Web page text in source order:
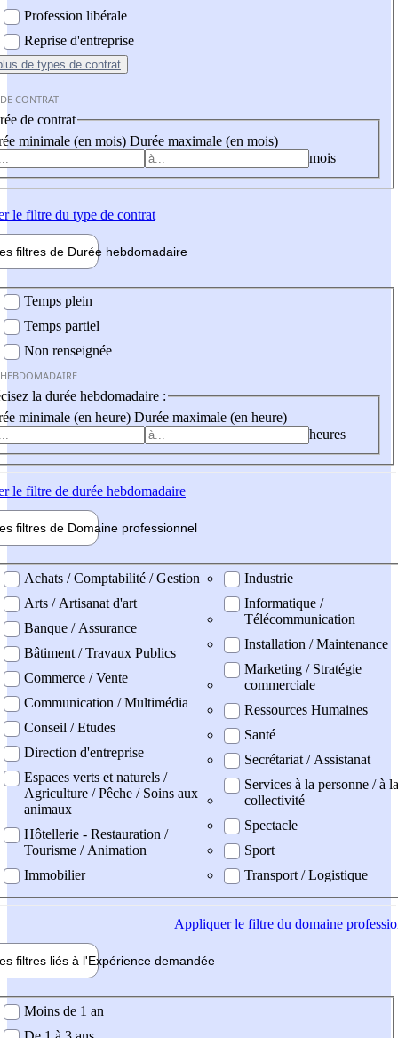
Profession libérale
Reprise d'entreprise
de types de contrat
CONTRAT
de contrat
minimale (en mois) Durée maximale (en mois)
mois
le filtre du type de contrat
filtres de Durée hebdomadaire
Temps plein
Temps partiel
Non renseignée
la durée hebdomadaire :
minimale (en heure) Durée maximale (en heure)
heures
le filtre de durée hebdomadaire
filtres de Domaine professionnel
professionel
Achats / Comptabilité / Gestion
Arts / Artisanat d'art
Banque / Assurance
Bâtiment / Travaux Publics
Commerce / Vente
Communication / Multimédia
Conseil / Etudes
Direction d'entreprise
Espaces verts et naturels /
Agriculture / Pêche / Soins aux
animaux
Hôtellerie - Restauration /
Tourisme / Animation
Immobilier
Industrie
Informatique /
Télécommunication
Installation / Maintenance
Marketing / Stratégie
commerciale
Ressources Humaines
Santé
Secrétariat / Assistanat
Services à la personne / à la
collectivité
Spectacle
Sport
Transport / Logistique
Appliquerle filtre du domaine
filtres liés à l'Expérience demandée
demandée
Moins de 1 an